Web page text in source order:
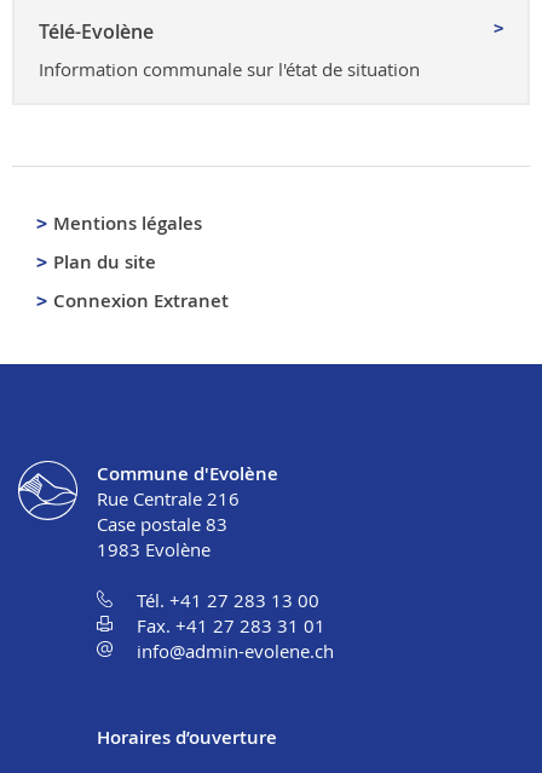
Télé-Evolène
Information communale sur l'état de situation
Mentions légales
Plan du site
Connexion Extranet
Commune d'Evolène
Rue Centrale 216
Case postale 83
1983 Evolène
Tél. +41 27 283 13 00
Fax. +41 27 283 31 01
info@admin-evolene.ch
Horaires d’ouverture